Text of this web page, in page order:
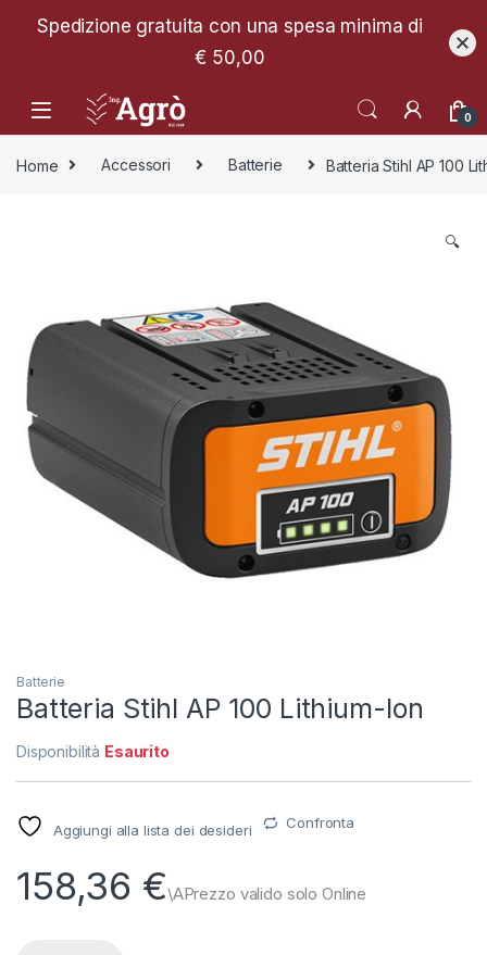
0
Home Accessori Batterie Batteria Stihl AP 100
🔍
Batterie
Batteria Stihl AP 100 Lithium-Ion
Disponibilità Esaurito
Aggiungi alla lista dei desideri Confronta
158,36 €
Spedizione gratuita con una spesa minima di
€ 50,00